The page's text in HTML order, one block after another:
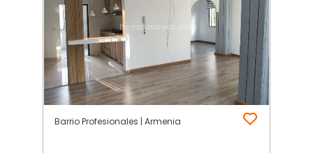
Barrio Profesionales | Armenia